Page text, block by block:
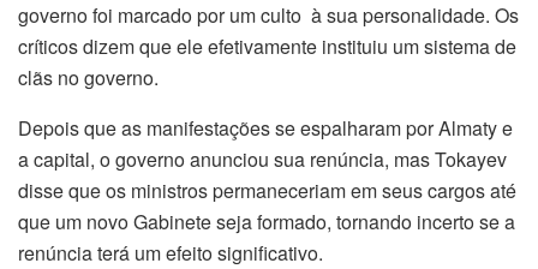
governo foi marcado por um culto à sua personalidade. Os
críticos dizem que ele efetivamente instituiu um sistema de
clãs no governo.
Depois que as manifestações se espalharam por Almaty e
a capital, o governo anunciou sua renúncia, mas Tokayev
disse que os ministros permaneceriam em seus cargos até
que um novo Gabinete seja formado, tornando incerto se a
renúncia terá um efeito significativo.